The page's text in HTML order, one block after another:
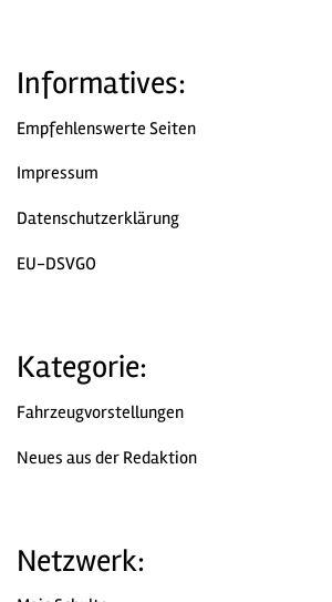
Informatives:
Empfehlenswerte Seiten
Impressum
Datenschutzerklärung
EU-DSVGO
Kategorie:
Fahrzeugvorstellungen
Neues aus der Redaktion
Netzwerk: